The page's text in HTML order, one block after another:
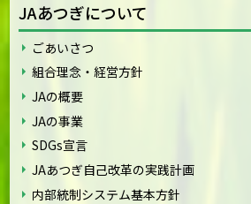
JAあつぎについて
ごあいさつ
組合理念・経営方針
JAの概要
JAの事業
SDGs宣言
JAあつぎ自己改革の実践計画
内部統制システム基本方針